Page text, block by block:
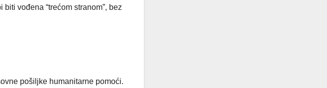
vođena “trećom stranom”, bez
pošiljke humanitarne pomoći.